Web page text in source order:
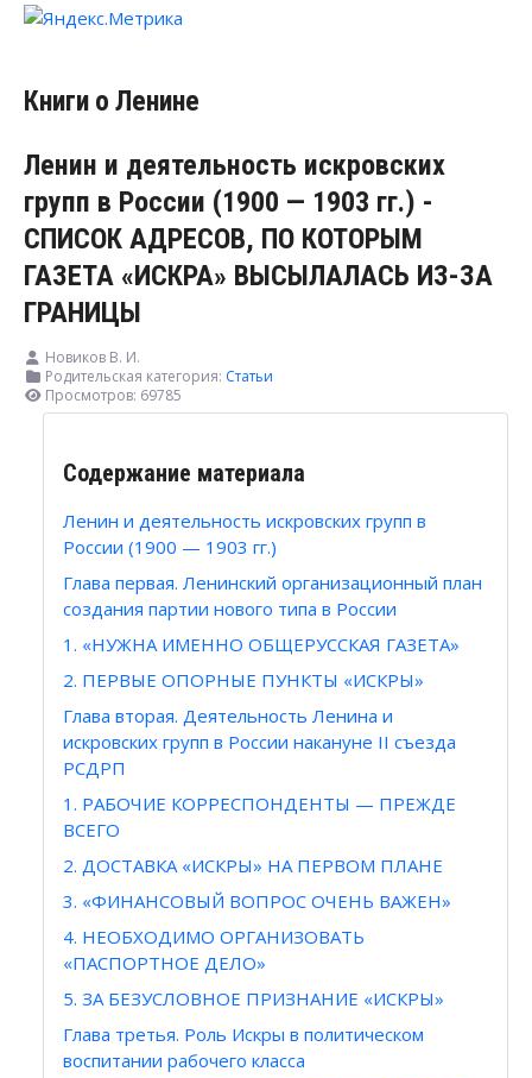
Книги о Ленине
Ленин и деятельность искровских
групп в России (1900 — 1903 гг.) -
СПИСОК АДРЕСОВ, ПО КОТОРЫМ
ГАЗЕТА «ИСКРА» ВЫСЫЛАЛАСЬ ИЗ-ЗА
ГРАНИЦЫ
Новиков В. И.
Родительская категория: Статьи
Просмотров: 69785
Содержание материала
Ленин и деятельность искровских групп в
России (1900 — 1903 гг.)
Глава первая. Ленинский организационный план
создания партии нового типа в России
1. «НУЖНА ИМЕННО ОБЩЕРУССКАЯ ГАЗЕТА»
2. ПЕРВЫЕ ОПОРНЫЕ ПУНКТЫ «ИСКРЫ»
Глава вторая. Деятельность Ленина и
искровских групп в России накануне II съезда
РСДРП
1. РАБОЧИЕ КОРРЕСПОНДЕНТЫ — ПРЕЖДЕ
ВСЕГО
2. ДОСТАВКА «ИСКРЫ» НА ПЕРВОМ ПЛАНЕ
3. «ФИНАНСОВЫЙ ВОПРОС ОЧЕНЬ ВАЖЕН»
4. НЕОБХОДИМО ОРГАНИЗОВАТЬ
«ПАСПОРТНОЕ ДЕЛО»
5. ЗА БЕЗУСЛОВНОЕ ПРИЗНАНИЕ «ИСКРЫ»
Глава третья. Роль Искры в политическом
воспитании рабочего класса